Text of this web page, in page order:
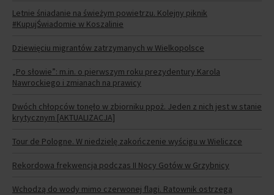
Letnie śniadanie na świeżym powietrzu. Kolejny piknik
#KupujŚwiadomie w Koszalinie
Dziewięciu migrantów zatrzymanych w Wielkopolsce
„Po słowie”: m.in. o pierwszym roku prezydentury Karola
Nawrockiego i zmianach na prawicy
Dwóch chłopców tonęło w zbiorniku ppoż. Jeden z nich jest w stanie
krytycznym [AKTUALIZACJA]
Tour de Pologne. W niedzielę zakończenie wyścigu w Wieliczce
Rekordowa frekwencja podczas II Nocy Gotów w Grzybnicy
Wchodzą do wody mimo czerwonej flagi. Ratownik ostrzega